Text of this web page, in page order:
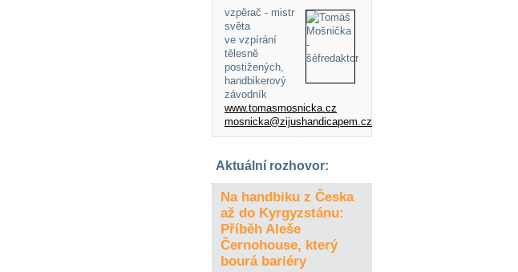
vzpěrač - mistr
světa
ve vzpírání
tělesně
postižených,
handbikerový
závodník
www.tomasmosnicka.cz
mosnicka@zijushandicapem.cz
Aktuální rozhovor:
Na handbiku z Česka
až do Kyrgyzstánu:
Příběh Aleše
Černohouse, který
bourá bariéry